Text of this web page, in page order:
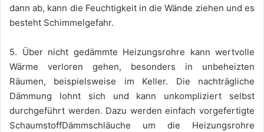
dann ab, kann die Feuchtigkeit in die Wände ziehen und es
besteht Schimmelgefahr.
5. Über nicht gedämmte Heizungsrohre kann wertvolle
Wärme verloren gehen, besonders in unbeheizten
Räumen, beispielsweise im Keller. Die nachträgliche
Dämmung lohnt sich und kann unkompliziert selbst
durchgeführt werden. Dazu werden einfach vorgefertigte
SchaumstoffDämmschläuche um die Heizungsrohre